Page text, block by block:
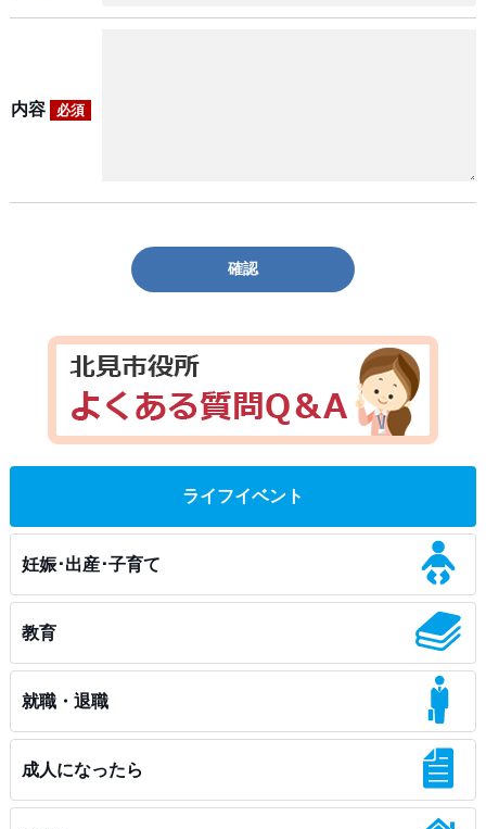
内容 必須
確認
ライフイベント
妊娠･出産･子育て
教育
就職・退職
成人になったら